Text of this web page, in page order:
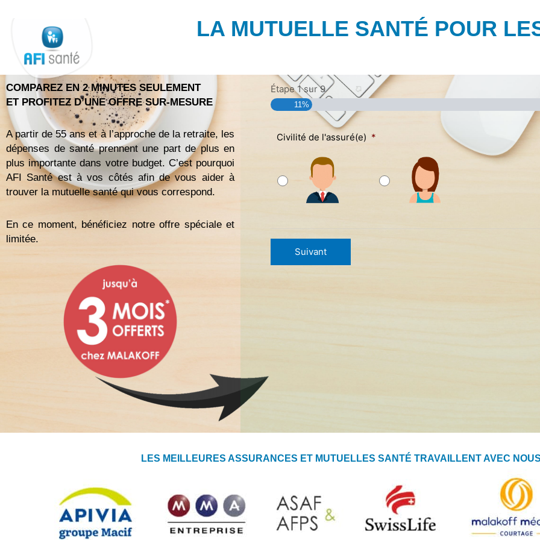
LA MUTUELLE SANTÉ POUR
COMPAREZ EN 2 MINUTES SEULEMENT
ET PROFITEZ D’UNE OFFRE SUR-MESURE
A partir de 55 ans et à l’approche de la retraite, les
dépenses de santé prennent une part de plus en
plus importante dans votre budget. C’est pourquoi
AFI Santé est à vos côtés afin de vous aider à
trouver la mutuelle santé qui vous correspond.
En ce moment, bénéficiez notre offre spéciale et
limitée.
Étape1sur9
11%
Civilité de l'assuré(e) *
Suivant
LES MEILLEURES ASSURANCES ET MUTUELLES SANTÉ TRAVAILLENT AVEC